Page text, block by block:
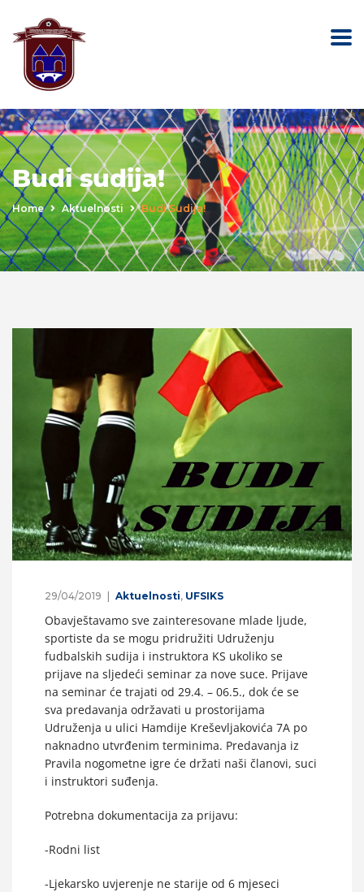
Budi sudija!
Home Aktuelnosti Budi Sudija!
29/04/2019 Aktuelnosti, UFSIKS
Obavještavamo sve zainteresovane mlade ljude,
sportiste da se mogu pridružiti Udruženju
fudbalskih sudija i instruktora KS ukoliko se
prijave na sljedeći seminar za nove suce. Prijave
na seminar će trajati od 29.4. – 06.5., dok će se
sva predavanja održavati u prostorijama
Udruženja u ulici Hamdije Kreševljakovića 7A po
naknadno utvrđenim terminima. Predavanja iz
Pravila nogometne igre će držati naši članovi, suci
i instruktori suđenja.
Potrebna dokumentacija za prijavu:
-Rodni list
-Ljekarsko uvjerenje ne starije od 6 mjeseci